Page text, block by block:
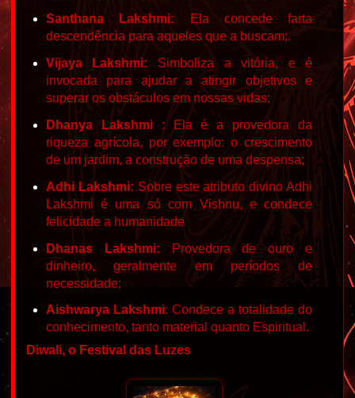
Santhana Lakshmi:
Ela concede farta
descendência para aqueles que a buscam;.
Vijaya Lakshmi: Simboliza a vitória, e é
invocada para ajudar a atingir objetivos e
superar os obstáculos em nossas vidas;
Dhanya Lakshmi : Ela é a provedora da
riqueza agrícola, por exemplo: o crescimento
de um jardim, a construção de uma despensa;
Adhi Lakshmi: Sobre este atributo divino Adhi
Lakshmi é uma só com Vishnu, e condece
felicidade a humanidade
Dhanas Lakshmi:
Provedora de ouro e
dinheiro, geralmente em períodos de
necessidade;
Aishwarya Lakshmi: Condece a totalidade do
conhecimento, tanto material quanto Espiritual.
Diwali, o Festival das Luzes